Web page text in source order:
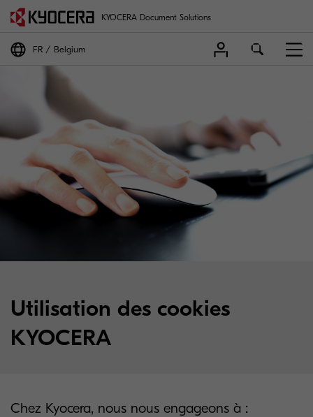
KYOCERA Document Solutions
FR Belgium
Utilisation des cookies
KYOCERA
Chez Kyocera, nous nous engageons à :